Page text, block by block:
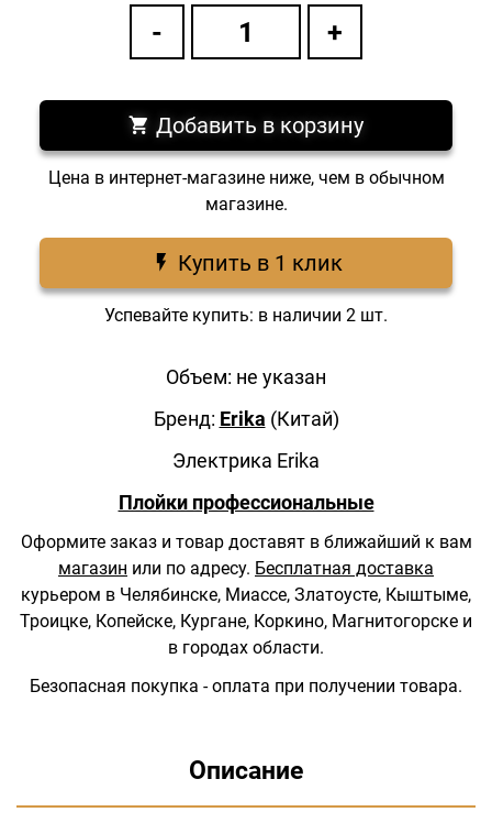
Добавить в корзину
Цена в интернет-магазине ниже, чем в обычном
магазине.
Купить в 1 клик
Успевайте купить: в наличии 2 шт.
Объем: не указан
Бренд: Erika (Китай)
Электрика Erika
Плойки профессиональные
Оформите заказ и товар доставят в ближайший к вам
магазин или по адресу. Бесплатная доставка
курьером в Челябинске, Миассе, Златоусте, Кыштыме,
Троицке, Копейске, Кургане, Коркино, Магнитогорске и
в городах области.
Безопасная покупка - оплата при получении товара.
Описание